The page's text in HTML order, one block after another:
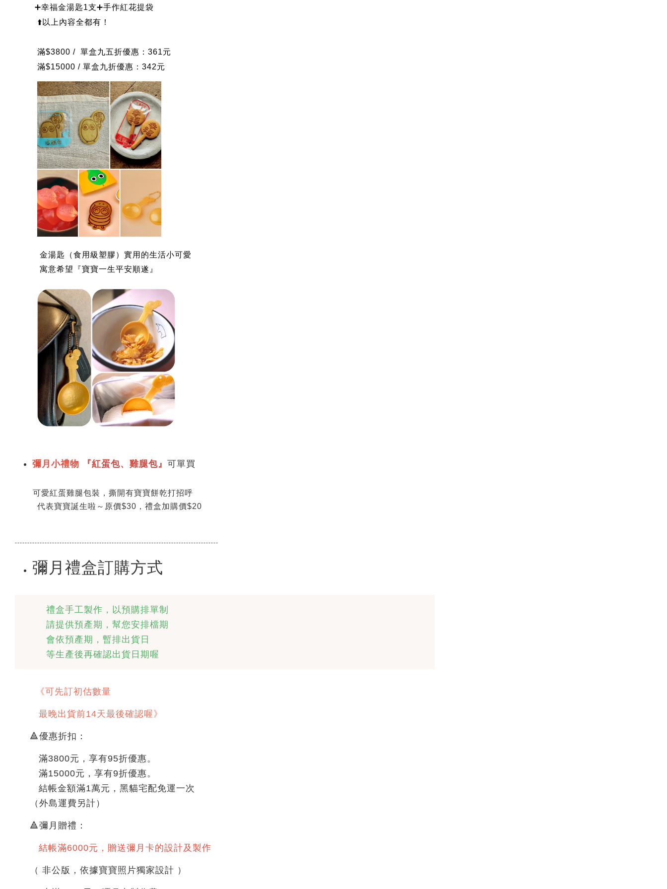
➕幸福金湯匙1支➕手作紅花提袋
⬆️以上內容全都有！
滿$3800 / 單盒九五折優惠：361元
滿$15000 / 單盒九折優惠：342元
金湯匙（食用級塑膠）實用的生活小可愛
寓意希望『寶寶一生平安順遂』
彌月小禮物 『紅蛋包、雞腿包』 可單買
可愛紅蛋雞腿包裝，撕開有寶寶餅乾打招呼
代表寶寶誕生啦～原價$30，禮盒加購價$20
----------------------------------------------------------------------------------
彌月禮盒訂購方式
禮盒手工製作，以預購排單制
請提供預產期，幫您安排檔期
會依預產期，暫排出貨日
等生產後再確認出貨日期喔
《可先訂初估數量
最晚出貨前14天最後確認喔》
🔺優惠折扣：
滿3800元，享有95折優惠。
滿15000元，享有9折優惠。
結帳金額滿1萬元，黑貓宅配免運一次
（外島運費另計）
🔺彌月贈禮：
結帳滿6000元，贈送彌月卡的設計及製作
（ 非公版，依據寶寶照片獨家設計 ）